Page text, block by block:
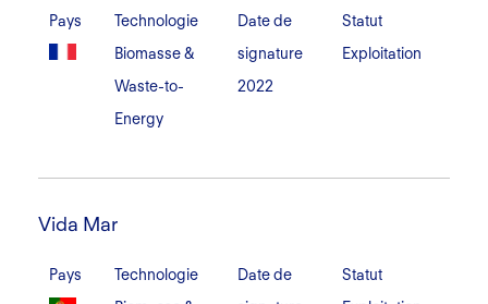
Pays
Technologie
Biomasse &
Waste-to-
Energy
Date de
signature
2022
Statut
Exploitation
Mar
Vida Mar
Pays
Technologie
Date de
Statut